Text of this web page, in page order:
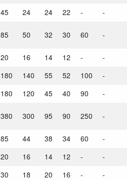
45 24 24 22 -
-
85 50 32 30 60 -
20 16 14 12 -
-
180 140 55 52 100
-
180 120 45 40 90
-
380 300 95 90 250 -
85 44 38 34 60
-
20 16 14 12 -
-
30 18 20 16 - -